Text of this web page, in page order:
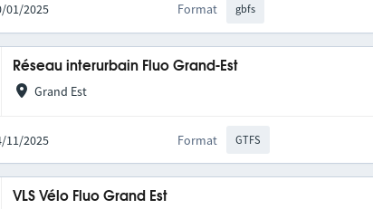
01/2025 Format gbfs
Réseau interurbain Fluo Grand-Est
Grand Est
11/2025 Format GTFS
VLS Vélo Fluo Grand Est